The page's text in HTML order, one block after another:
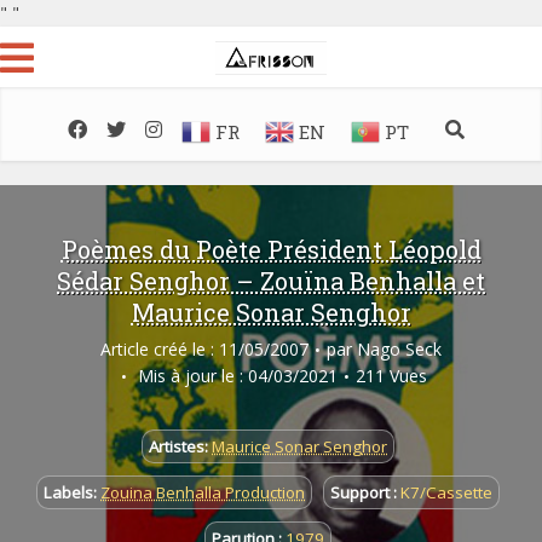
" "
FR EN PT
Poèmes du Poète Président Léopold
Sédar Senghor – Zouïna Benhalla et
Maurice Sonar Senghor
Article créé le : 11/05/2007 par Nago Seck
Mis à jour le : 04/03/2021
211 Vues
Artistes:Maurice Sonar Senghor
Labels: Zouina Benhalla Production Support :K7/Cassette